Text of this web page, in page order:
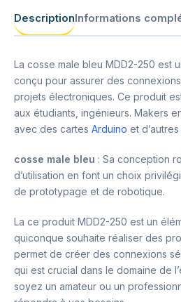
DescriptionInformations
La cosse male bleu MDD2-250 est
conçu pour assurer des
projets électroniques. Ce produit
aux étudiants, ingénieurs. Makers
avec des cartes Arduino et
cosse male bleu : Sa conception
d’utilisation en font un choix
de prototypage et de robotique.
La ce produit MDD2-250 est un
quiconque souhaite réaliser des
permet de créer des connexions
qui est crucial dans le domaine de
soyez un amateur ou un